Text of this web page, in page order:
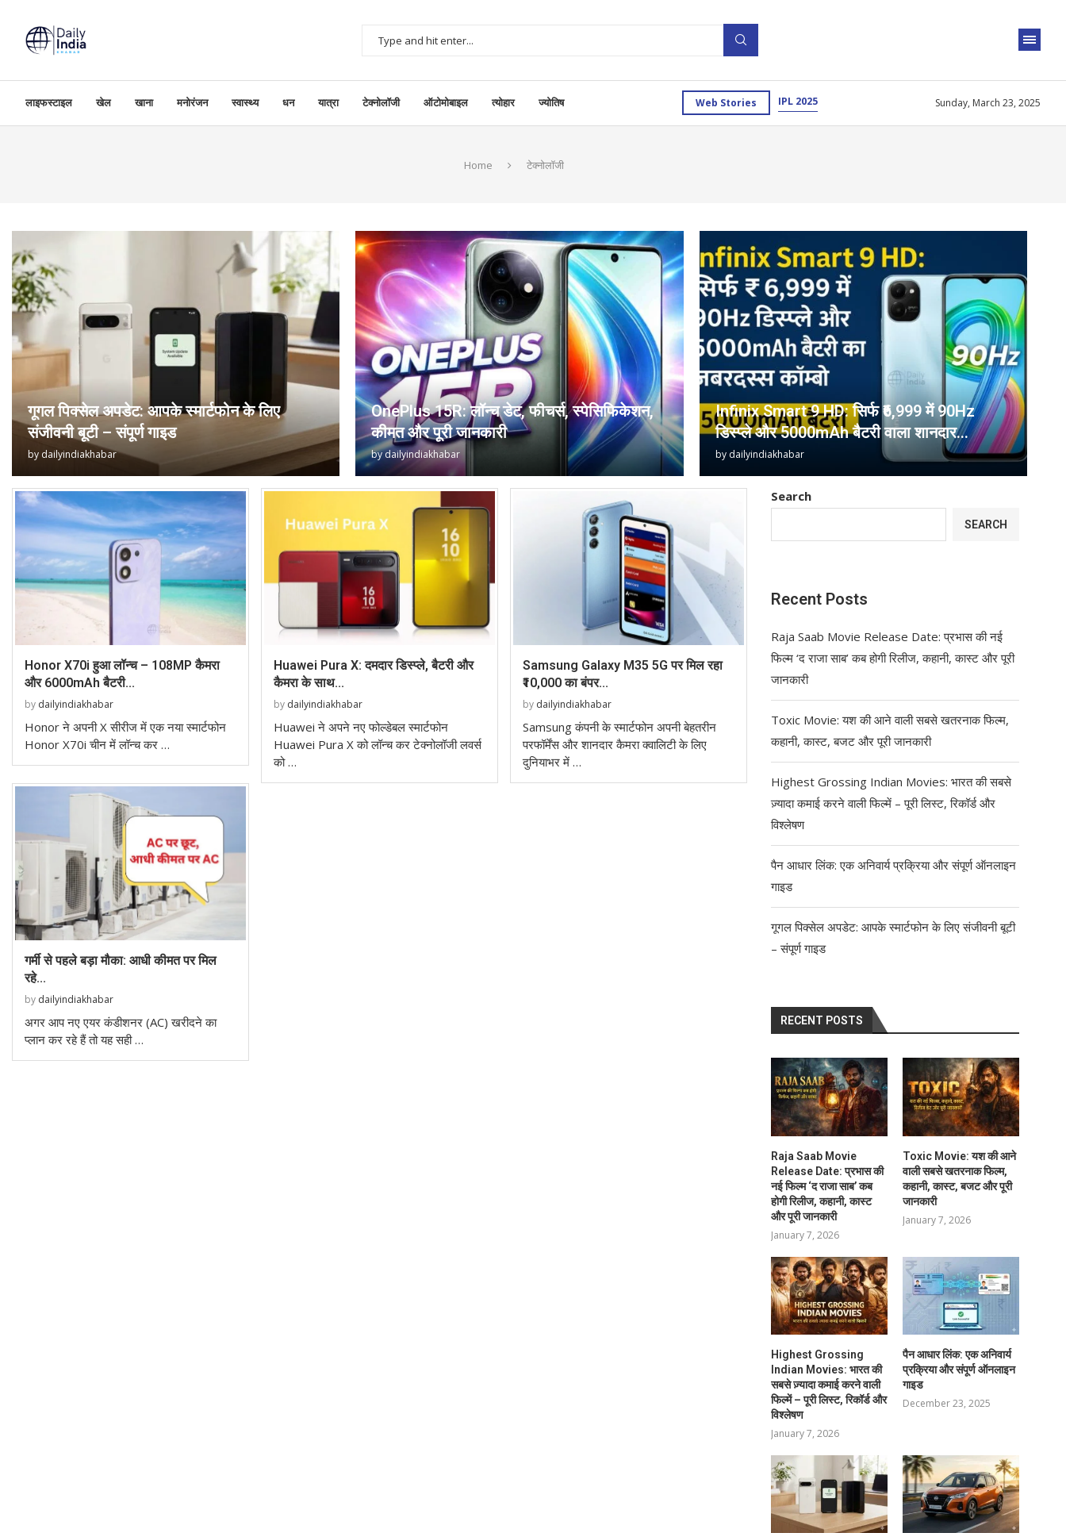
लाइफस्टाइल खेल खाना मनोरंजन स्वास्थ्य धन यात्रा टेक्नोलॉजी ऑटोमोबाइल त्योहार ज्योतिष Web Stories IPL 2025 Sunday, March 23, 2025
Home टेक्नोलॉजी
गूगल पिक्सेल अपडेट: आपके स्मार्टफोन के लिए
संजीवनी बूटी – संपूर्ण गाइड
by dailyindiakhabar
OnePlus 15R: लॉन्च डेट, फीचर्स, स्पेसिफिकेशन,
कीमत और पूरी जानकारी
bydailyindiakhabar
Infinix Smart 9 HD: सिर्फ ₹6,999 में 90Hz
डिस्प्ले और 5000mAh बैटरी वाला शानदार...
by dailyindiakhabar
Honor X70i हुआ लॉन्च – 108MP कैमरा
और 6000mAh बैटरी...
by dailyindiakhabar
Honor ने अपनी X सीरीज में एक नया स्मार्टफोन
Honor X70i चीन में लॉन्च कर …
Huawei Pura X: दमदार डिस्प्ले, बैटरी और
कैमरा के साथ...
by dailyindiakhabar
Huawei ने अपने नए फोल्डेबल स्मार्टफोन
Huawei Pura X को लॉन्च कर टेक्नोलॉजी लवर्स
को …
Samsung Galaxy M35 5G पर मिल रहा
₹10,000 का बंपर...
by dailyindiakhabar
Samsung कंपनी के स्मार्टफोन अपनी बेहतरीन
परफॉर्मेंस और शानदार कैमरा क्वालिटी के लिए
दुनियाभर में …
गर्मी से पहले बड़ा मौका: आधी कीमत पर मिल
रहे...
by dailyindiakhabar
अगर आप नए एयर कंडीशनर (AC) खरीदने का
प्लान कर रहे हैं तो यह सही …
Search
SEARCH
Recent Posts
Raja Saab Movie Release Date: प्रभास की नई
फिल्म ‘द राजा साब’ कब होगी रिलीज, कहानी, कास्ट और पूरी
जानकारी
Toxic Movie: यश की आने वाली सबसे खतरनाक फिल्म,
कहानी, कास्ट, बजट और पूरी जानकारी
Highest Grossing Indian Movies: भारत की सबसे
ज़्यादा कमाई करने वाली फिल्में – पूरी लिस्ट, रिकॉर्ड और
विश्लेषण
पैन आधार लिंक: एक अनिवार्य प्रक्रिया और संपूर्ण ऑनलाइन
गाइड
गूगल पिक्सेल अपडेट: आपके स्मार्टफोन के लिए संजीवनी बूटी
– संपूर्ण गाइड
RECENT POSTS
Raja Saab Movie
Release Date: प्रभास की
नई फिल्म ‘द राजा साब’ कब
होगी रिलीज, कहानी, कास्ट
और पूरी जानकारी
January 7, 2026
Toxic Movie: यश की आने
वाली सबसे खतरनाक फिल्म,
कहानी, कास्ट, बजट और पूरी
जानकारी
January 7, 2026
Highest Grossing
Indian Movies: भारत की
सबसे ज़्यादा कमाई करने वाली
फिल्में – पूरी लिस्ट, रिकॉर्ड और
विश्लेषण
January 7, 2026
पैन आधार लिंक: एक अनिवार्य
प्रक्रिया और संपूर्ण ऑनलाइन
गाइड
December 23, 2025